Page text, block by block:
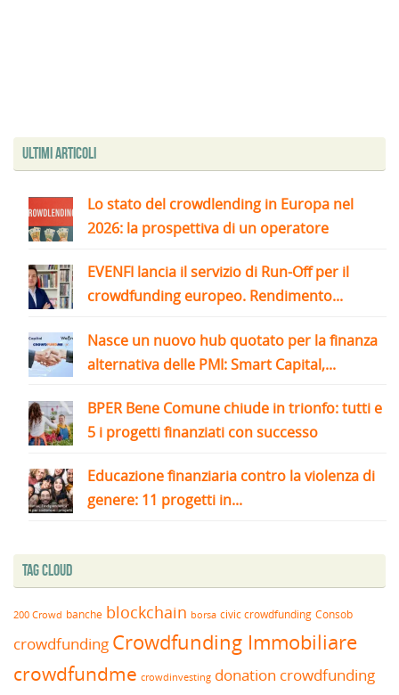
Ultimi articoli
Lo stato del crowdlending in Europa nel
2026: la prospettiva di un operatore
EVENFI lancia il servizio di Run-Off per il
crowdfunding europeo. Rendimento...
Nasce un nuovo hub quotato per la finanza
alternativa delle PMI: Smart Capital,...
BPER Bene Comune chiude in trionfo: tutti e
5 i progetti finanziati con successo
Educazione finanziaria contro la violenza di
genere: 11 progetti in...
Tag Cloud
200 Crowd banche blockchain borsa civic crowdfunding Consob
crowdfunding Crowdfunding Immobiliare
crowdfundme crowdinvesting donation crowdfunding